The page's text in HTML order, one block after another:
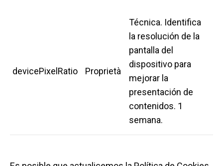
devicePixelRatio Proprietà
Técnica. Identifica
la resolución de la
pantalla del
dispositivo para
mejorar la
presentación de
contenidos. 1
semana.